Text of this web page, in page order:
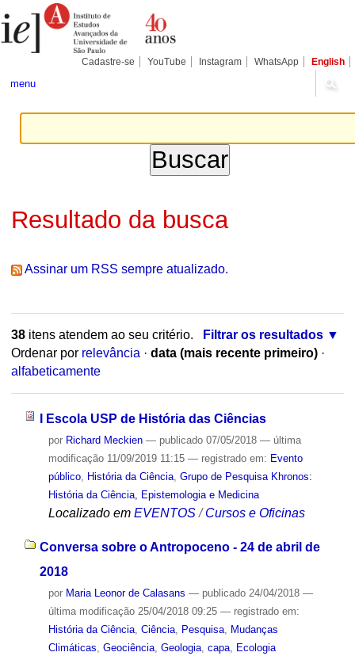
para
conteúdo.
Pessoais
Cadastre-se YouTube Instagram WhatsApp English
menu
Resultado da busca
Assinar um RSS sempre atualizado.
38itens atendem ao seu critério.
Filtrar os resultados
Ordenar por relevância · data (mais recente primeiro) ·
alfabeticamente
I Escola USP de História das Ciências
por Richard Meckien — publicado07/05/2018 — última
modificação11/09/2019 11:15 — registrado em: Evento
público, História da Ciência, Grupo de Pesquisa Khronos:
História da Ciência, Epistemologia e Medicina
Localizado em EVENTOS /Cursos e Oficinas
Conversa sobre o Antropoceno - 24 de abril de
2018
por Maria Leonor de Calasans — publicado24/04/2018 —
última modificação25/04/2018 09:25 — registrado em:
História da Ciência, Ciência, Pesquisa, Mudanças
Climáticas Geociência, Geologia, capa, Ecologia